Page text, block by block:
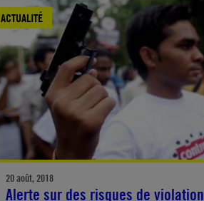
ACTUALITÉ
20 août, 2018
Alerte sur des risques de violation